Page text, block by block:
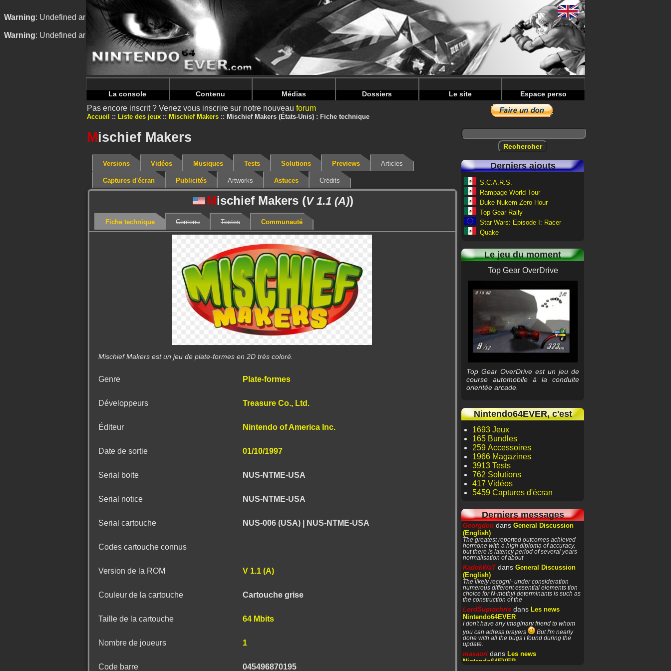
Warning: Undefined array key "HTTP_REFERER" in/home/nintendoju/www/Jeu-V2.phpon line 68
Warning: Undefined array key "HTTP_REFERER" in/home/nintendoju/www/Jeu-V2.phpon line72
La console Contenu Médias Dossiers Le site Espace perso
Pas encore inscrit ? Venez vous inscrire sur notre nouveau forum
Accueil Liste des jeux Mischief Makers Mischief Makers (États-Unis) : Fiche technique
Mischief Makers
Versions Vidéos Musiques Tests Solutions Previews Articles
Captures d'écran Publicités Artworks Astuces Crédits
Mischief Makers (V 1.1 (A))
Fiche technique Contenu Textes Communauté
Mischief Makers est un jeu de plate-formes en 2D très coloré.
Genre Plate-formes
Développeurs Treasure Co., Ltd.
Éditeur Nintendo of America Inc.
Date de sortie 01/10/1997
Serial boite NUS-NTME-USA
Serial notice NUS-NTME-USA
Serial cartouche NUS-006 (USA) | NUS-NTME-USA
Codes cartouche connus
Version de la ROM V 1.1 (A)
Couleur de la cartouche Cartouche grise
Taille de la cartouche 64 Mbits
Nombre de joueurs 1
Code barre 045496870195
Derniers ajouts
S.C.A.R.S.
Rampage World Tour
Duke Nukem Zero Hour
Top Gear Rally
Star Wars: Episode I: Racer
Quake
Le jeu du moment
Top Gear OverDrive
Top Gear OverDrive est un jeu de
course automobile à la conduite
orientée arcade.
Nintendo64EVER, c'est
1693 Jeux
165 Bundles
259 Accessoires
1966 Magazines
3913 Tests
762 Solutions
417 Vidéos
5459 Captures d'écran
Derniers messages
Georgdon dans General Discussion
(English)
The greatest reported outcomes achieved
hormone with a high diploma of accuracy,
but there is latency period of several years
normalisation of about
KadokWaTdans General Discussion
(English)
The likely recogni- under consideration
numerous different essential elements tion
choice for N-methyl determinants is such as
the construction of the
LordSuprachris dans Les news
Nintendo64EVER
I don't have any imaginary friend to whom
you can adress prayers
But I'm nearly
done with all the bugs I found during the
update.
masauri dans Les news
Nintendo64EVER